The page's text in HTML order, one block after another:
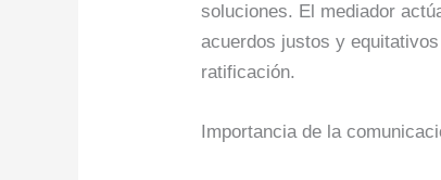
soluciones. El mediador
acuerdos justos y
ratificación.
Importancia de la